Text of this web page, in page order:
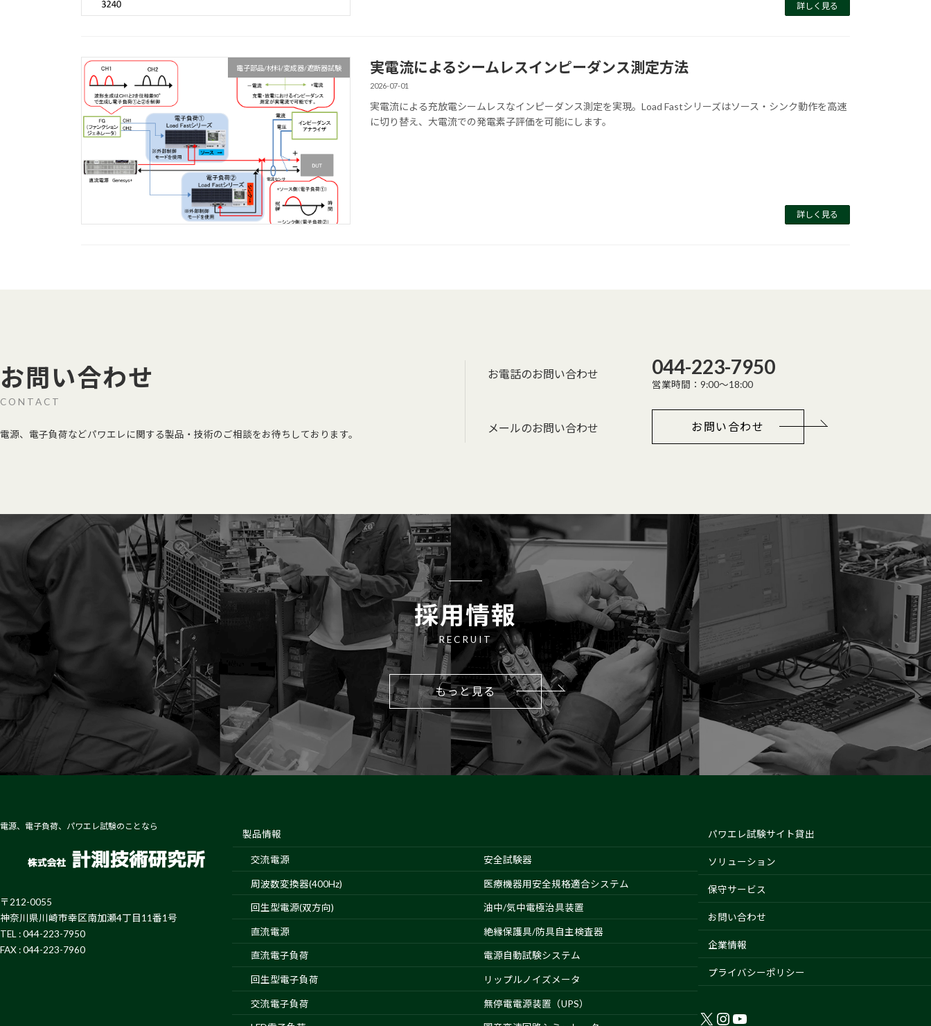
詳しく見る
電子部品/材料/変成器/遮断器試験 実電流によるシームレスインピーダンス測定方法
2026-07-01
実電流による充放電シームレスなインピーダンス測定を実現。Load Fastシリーズはソース・シンク動作を高速
に切り替え、大電流での発電素子評価を可能にします。
詳しく見る
お問い合わせ
CONTACT
電源、電子負荷などパワエレに関する製品・技術のご相談をお待ちしております。
お電話のお問い合わせ 044-223-7950
営業時間：9:00～18:00
メールのお問い合わせ お問い合わせ
採用情報
RECRUIT
もっと見る
電源、電子負荷、パワエレ試験のことなら
〒212-0055
神奈川県川崎市幸区南加瀬4丁目11番1号
TEL : 044-223-7950
FAX : 044-223-7960
製品情報
交流電源
周波数変換器(400Hz)
回生型電源(双方向)
直流電源
直流電子負荷
回生型電子負荷
交流電子負荷
安全試験器
医療機器用安全規格適合システム
油中/気中電極治具装置
絶縁保護具/防具自主検査器
電源自動試験システム
リップルノイズメータ
無停電電源装置（UPS）
パワエレ試験サイト貸出
ソリューション
保守サービス
お問い合わせ
企業情報
プライバシーポリシー
X Instagram
YouTube